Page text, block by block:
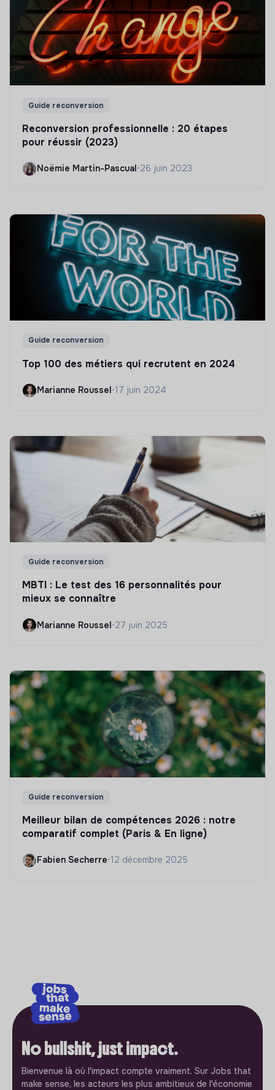
Guide reconversion
Reconversion professionnelle : 20 étapes
pour réussir (2023)
Noëmie Martin-Pascual •26 juin 2023
Guide reconversion
Top 100 des métiers qui recrutent en 2024
Marianne Roussel•17 juin 2024
Guide reconversion
MBTI : Le test des 16 personnalités pour
mieux se connaître
Marianne Roussel•27 juin 2025
Guide reconversion
Meilleur bilan de compétences 2026 : notre
comparatif complet (Paris & En ligne)
Fabien Secherre•12 décembre 2025
No bullshit, just impact.
Bienvenue là où l'impact compte vraiment. Sur Jobs that
make sense, les acteurs les plus ambitieux de l'économie